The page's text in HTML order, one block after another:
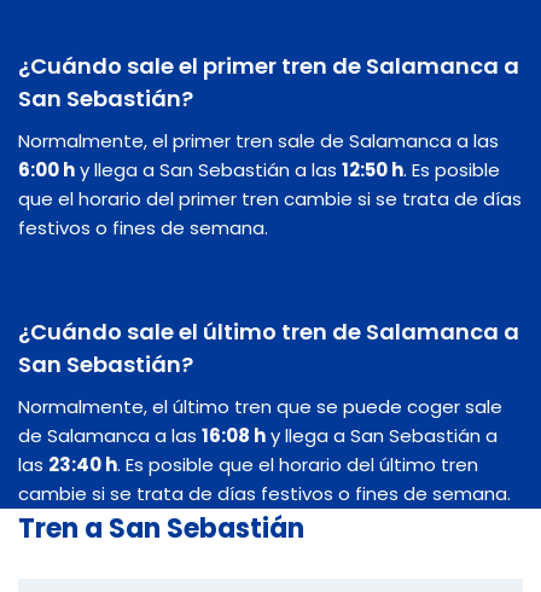
¿Cuándo sale el primer tren de Salamanca a
San Sebastián?
Normalmente, el primer tren sale de Salamanca a las
6:00 hy llega a San Sebastián a las 12:50 h. Es posible
que el horario del primer tren cambie si se trata de días
festivos o fines de semana.
¿Cuándo sale el último tren de Salamanca a
San Sebastián?
Normalmente, el último tren que se puede coger sale
de Salamanca a las 16:08 hy llega a San Sebastián a
las 23:40 h. Es posible que el horario del último tren
cambie si se trata de días festivos o fines de semana.
Tren a San Sebastián